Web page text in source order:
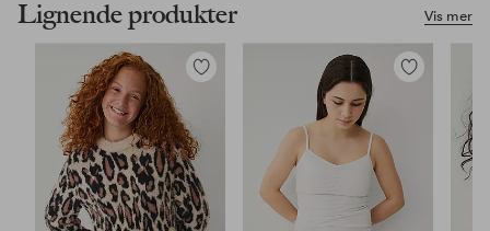
Vis mer
Lignende produkter
Legg
favoritter
Legg